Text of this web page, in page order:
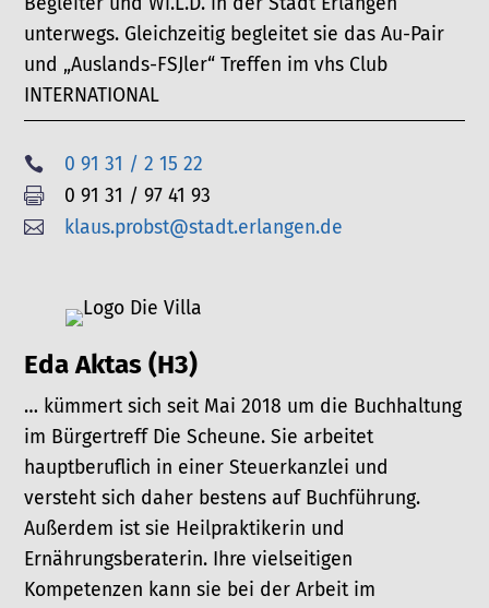
unterwegs. Gleichzeitig begleitet sie das Au-Pair
und „Auslands-FSJler“ Treffen im vhs Club
INTERNATIONAL
 0 91 31 / 2 15 22
 0 91 31 / 97 41 93
 klaus.probst@stadt.erlangen.de
Eda Aktas (H3)
… kümmert sich seit Mai 2018 um die Buchhaltung
im Bürgertreff Die Scheune. Sie arbeitet
hauptberuflich in einer Steuerkanzlei und
versteht sich daher bestens auf Buchführung.
Außerdem ist sie Heilpraktikerin und
Ernährungsberaterin. Ihre vielseitigen
Kompetenzen kann sie bei der Arbeit im